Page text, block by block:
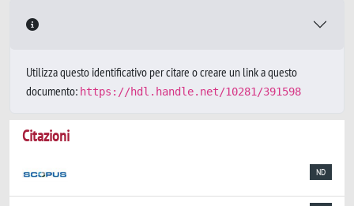
Utilizza questo identificativo per citare o creare un link a questo
documento: https://hdl.handle.net/10281/391598
Citazioni
ND